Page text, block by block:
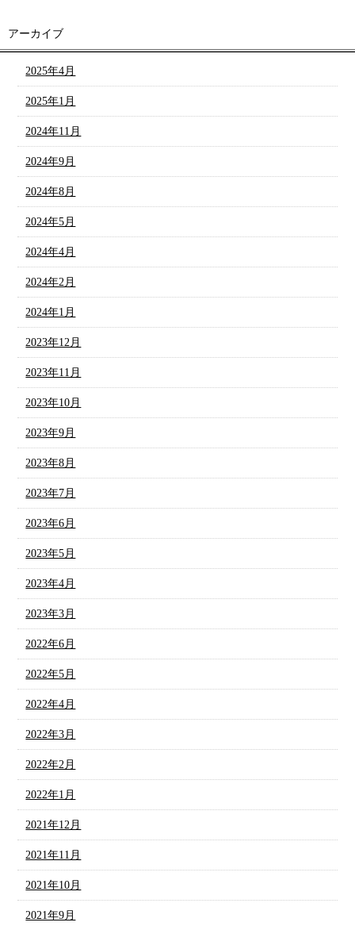
アーカイブ
2025年4月
2025年1月
2024年11月
2024年9月
2024年8月
2024年5月
2024年4月
2024年2月
2024年1月
2023年12月
2023年11月
2023年10月
2023年9月
2023年8月
2023年7月
2023年6月
2023年5月
2023年4月
2023年3月
2022年6月
2022年5月
2022年4月
2022年3月
2022年2月
2022年1月
2021年12月
2021年11月
2021年10月
2021年9月